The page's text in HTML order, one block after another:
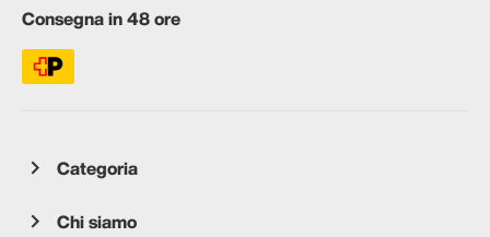
Consegna in 48 ore
Categoria
Chi siamo